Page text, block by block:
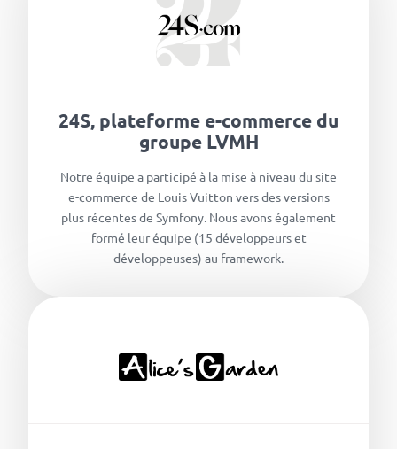
24S, plateforme e-commerce du
groupe LVMH
Notre équipe a participé à la mise à niveau du site
e-commerce de Louis Vuitton vers des versions
plus récentes de Symfony. Nous avons également
formé leur équipe (15 développeurs et
développeuses) au framework.